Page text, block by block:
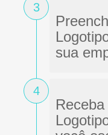
3
sua
4